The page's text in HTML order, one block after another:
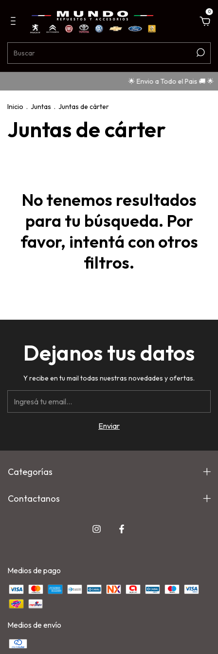
0
🌟 Envio a Todo el Pais 🚚 🌟
Inicio . Juntas . Juntas de cárter
Juntas de cárter
No tenemos resultados
para tu búsqueda. Por
favor, intentá con otros
filtros.
Dejanos tus datos
Y recibe en tu mail todas nuestras novedades y ofertas.
Categorías
Contactanos
Medios de pago
Medios de envío